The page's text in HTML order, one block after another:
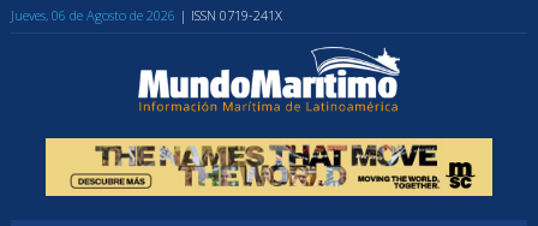
Jueves, 06 de Agosto de 2026 | ISSN 0719-241X